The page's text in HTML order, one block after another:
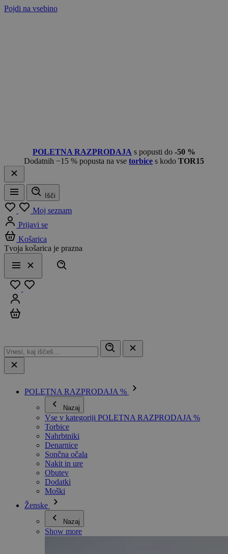
Pojdi na vsebino
POLETNA RAZPRODAJA s popusti do -50 %
Dodatnih −15 % popusta na vse torbice s kodo TOR15
Meni
Išči
Moj seznam
Prijavi se
Košarica
Tvoja košarica je prazna
Meni
Zapri
POLETNA RAZPRODAJA %
Nazaj
Vse v kategoriji POLETNA RAZPRODAJA %
Torbice
Nahrbtniki
Denarnice
Sončna očala
Nakit in ure
Obutev
Dodatki
Moški
Ženske
Nazaj
Show more